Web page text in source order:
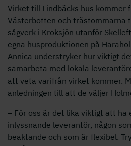
Virket till Lindbäcks hus kommer
Västerbotten och trästommarna
sågverk i Kroksjön utanför
egna husproduktionen på
Annica understryker hur viktigt
samarbeta med lokala
att veta varifrån virket kommer.
anledningen till att de väljer
– För oss är det lika viktigt att ha
inlyssnande leverantör, någon
beaktande och som är flexibel.